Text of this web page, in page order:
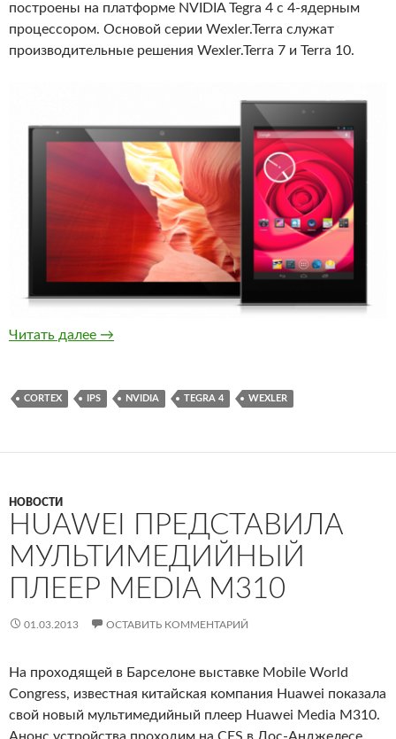
построены на платформе NVIDIA Tegra 4 с 4-ядерным
процессором. Основой серии Wexler.Terra служат
производительные решения Wexler.Terra 7 и Terra 10.
Читать далее Новые планшеты Wexler.Terra на Nvidia Tegra
→
CORTEX IPS NVIDIA TEGRA 4 WEXLER
НОВОСТИ
HUAWEI ПРЕДСТАВИЛА
МУЛЬТИМЕДИЙНЫЙ
ПЛЕЕР MEDIA M310
01.03.2013 ОСТАВИТЬ КОММЕНТАРИЙ
На проходящей в Барселоне выставке Mobile World
Congress, известная китайская компания Huawei показала
свой новый мультимедийный плеер Huawei Media M310.
Анонс устройства проходим на CES в Лос-Анджелесе.